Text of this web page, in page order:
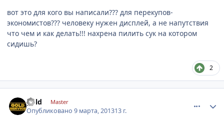
вот это для кого вы написали??? для перекупов-
экономистов??? человеку нужен дисплей, а не напутствия
что чем и как делать!!! нахрена пилить сук на котором
сидишь?
2
gold Master
Опубликовано9 марта, 201313 г.